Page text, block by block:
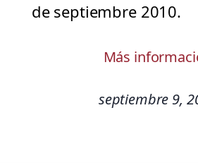
de septiembre 2010.
Más
septiembre 9,